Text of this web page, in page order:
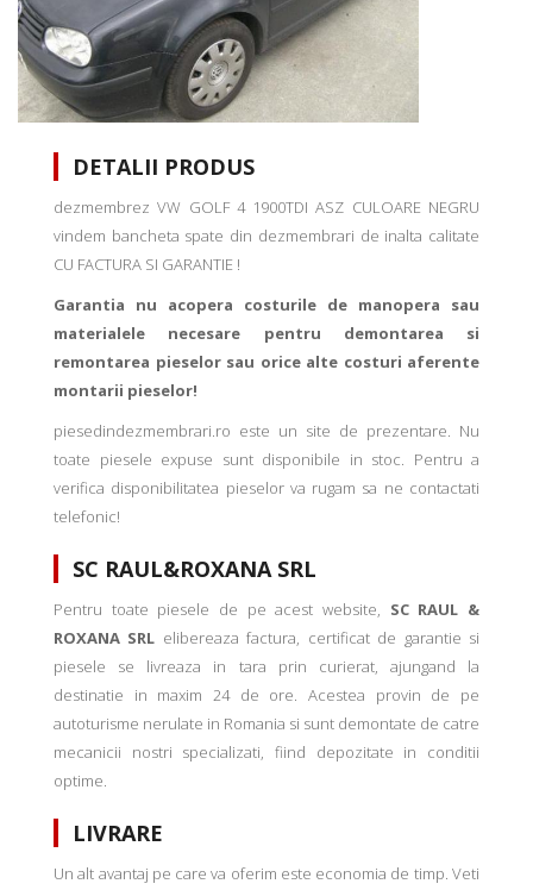
DETALII PRODUS
dezmembrez VW GOLF 4 1900TDI ASZ CULOARE NEGRU
vindem bancheta spate din dezmembrari de inalta calitate
CU FACTURA SI GARANTIE !
Garantia nu acopera costurile de manopera sau
materialele necesare pentru demontarea si
remontarea pieselor sau orice alte costuri aferente
montarii pieselor!
piesedindezmembrari.ro este un site de prezentare. Nu
toate piesele expuse sunt disponibile in stoc. Pentru a
verifica disponibilitatea pieselor va rugam sa ne contactati
telefonic!
SC RAUL&ROXANA SRL
Pentru toate piesele de pe acest website, SC RAUL &
ROXANA SRL elibereaza factura, certificat de garantie si
piesele se livreaza in tara prin curierat, ajungand la
destinatie in maxim 24 de ore. Acestea provin de pe
autoturisme nerulate in Romania si sunt demontate de catre
mecanicii nostri specializati, fiind depozitate in conditii
optime.
LIVRARE
Un alt avantaj pe care va oferim este economia de timp. Veti